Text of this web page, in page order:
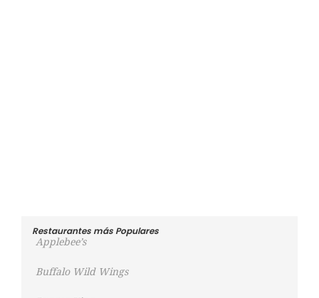
Restaurantes más Populares
Applebee’s
Buffalo Wild Wings